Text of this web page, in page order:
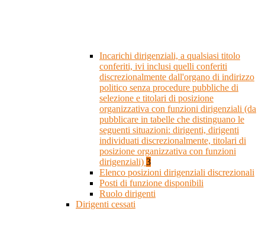
Incarichi dirigenziali, a qualsiasi titolo
conferiti, ivi inclusi quelli conferiti
discrezionalmente dall'organo di indirizzo
politico senza procedure pubbliche di
selezione e titolari di posizione
organizzativa con funzioni dirigenziali (da
pubblicare in tabelle che distinguano le
seguenti situazioni: dirigenti, dirigenti
individuati discrezionalmente, titolari di
posizione organizzativa con funzioni
dirigenziali) 3
Elenco posizioni dirigenziali discrezionali
Posti di funzione disponibili
Ruolo dirigenti
Dirigenti cessati